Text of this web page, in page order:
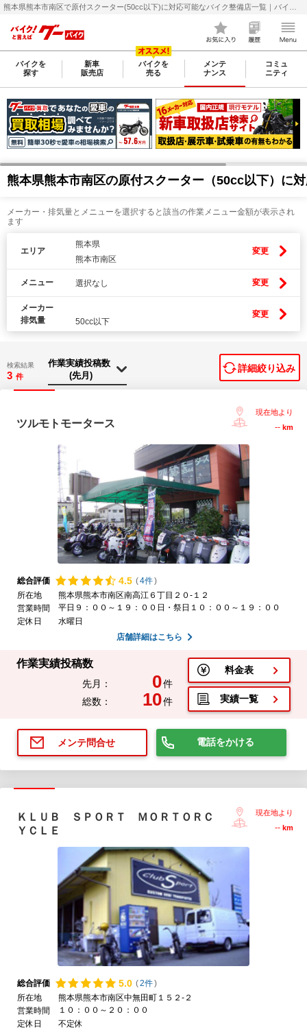
バイクを
探す
新車
販売店
バイクを
売る
メンテ
ナンス
コミュ
ニティ
熊本県熊本市南区の原付スクーター（50cc以下）に
メーカー・排気量とメニューを選択すると該当の作業メニュー金額が表示され
ます
エリア
熊本県
熊本市南区
変更
メニュー 選択なし 変更
メーカー
排気量
50cc以下
変更
検索結果
3 件
詳細絞り込み
ツルモトモータース
現在地より
-- km
総合評価 4.5 (4件)
所在地
熊本県熊本市南区南高江６丁目２０-１２
営業時間
平日９：００～１９：００日・祭日１０：００～１９：００
定休日
水曜日
店舗詳細はこちら
作業実績投稿数
先月： 0件
総数：
10件
料金表
実績一覧
メンテ問合せ 電話をかける
ＫＬＵＢ ＳＰＯＲＴ ＭＯＲＴＯＲＣ
ＹＣＬＥ
現在地より
-- km
総合評価 5.0 (2件)
所在地
熊本県熊本市南区中無田町１５２-２
営業時間
１０：００～２０：００
定休日
不定休